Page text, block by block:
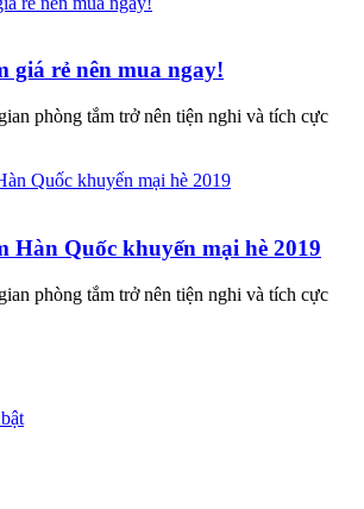
giá rẻ nên mua ngay!
phòng tắm trở nên tiện nghi và tích cực
Hàn Quốc khuyến mại hè 2019
phòng tắm trở nên tiện nghi và tích cực